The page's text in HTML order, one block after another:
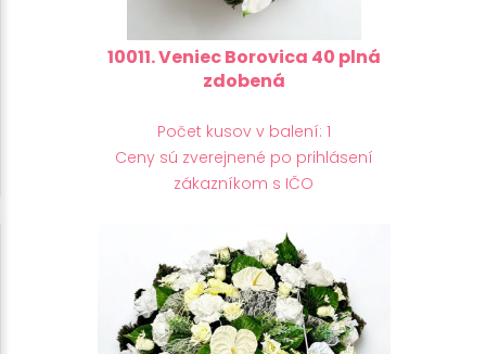
10011. Veniec Borovica 40 plná
zdobená
Počet kusov v balení: 1
Ceny sú zverejnené po prihlásení
zákazníkom s IČO